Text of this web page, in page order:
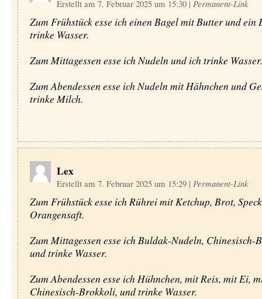
Erstellt am 7. Februar 2025 um 15:30 | Permanent-Link
Zum Frühstück esse ich einen Bagel mit Butter und ein
trinke Wasser.
Zum Mittagessen esse ich Nudeln und ich trinke Wasser.
Zum Abendessen esse ich Nudeln mit Hähnchen und
trinke Milch.
Lex
Erstellt am 7. Februar 2025 um 15:29 | Permanent-Link
Zum Frühstück esse ich Rührei mit Ketchup, Brot,
Orangensaft.
Zum Mittagessen esse ich Buldak-Nudeln, Chinesisch-
und trinke Wasser.
Zum Abendessen esse ich Hühnchen, mit Reis, mit Ei,
Chinesisch-Brokkoli, und trinke Wasser.